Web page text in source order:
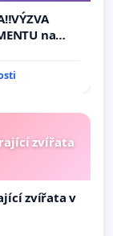
ústavní
na
podle §
ústavní
zvířata
zvířata v